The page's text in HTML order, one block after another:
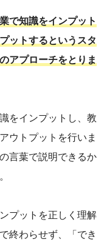
で知識をインプット
ットするというスタ
アプローチをとりま
をインプットし、教
ウトプットを行いま
言葉で説明できるか
プットを正しく理解
終わらせず、「でき